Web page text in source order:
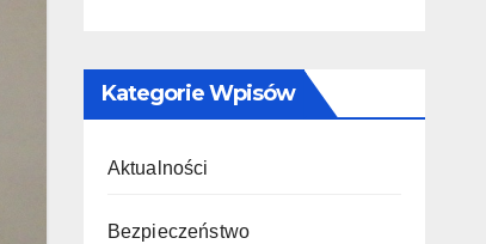
Kategorie Wpisów
Aktualności
Bezpieczeństwo